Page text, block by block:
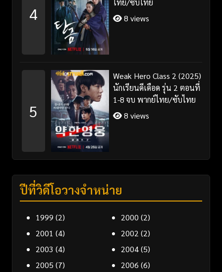
4
ไทย/ซับไทย
8 views
5
Weak Hero Class 2 (2025)
นักเรียนดีเดือด รุ่น 2 ตอนที่
1-8 จบ พากย์ไทย/ซับไทย
8 views
ปีที่วิดีโอวางจำหน่าย
1999 (2) 2000 (2)
2001 (4) 2002 (2)
2003 (4) 2004(5)
2005 (7) 2006 (6)